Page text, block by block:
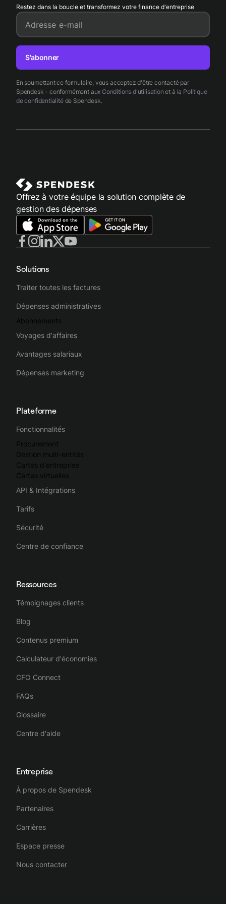
Restez dans la boucle et transformez votre finance d'entreprise
Adresse e-mail
En soumettant ce formulaire, vous acceptez d'être contacté par
Spendesk - conformément aux Conditions d'utilisation et à la Politique
de confidentialitéde Spendesk.
S'abonner
Offrez à votre équipe la solution complète de
gestion des dépenses
Solutions
Traiter toutes les factures
Dépenses administratives
Abonnements
Voyages d'affaires
Avantages salariaux
Dépenses marketing
Plateforme
Fonctionnalités
Procurement
Gestion multi-entités
Cartes d'entreprise
Cartes virtuelles
API & Intégrations
Tarifs
Sécurité
Centre de confiance
Ressources
Témoignages clients
Blog
Contenus premium
Calculateur d'économies
CFO Connect
FAQs
Glossaire
Centre d'aide
Entreprise
À propos de Spendesk
Partenaires
Carrières
Espace presse
Nous contacter